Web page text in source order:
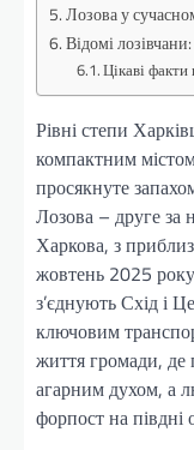
Лозова у
Відомі
Цікаві
Рівні степи
компактним
просякнуте
Лозова – друге за
Харкова, з
жовтень 2025
з’єднують Схід і
ключовим
життя громади, де
агарним духом, а
форпост на півдні